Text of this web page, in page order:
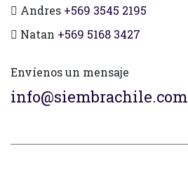
Andres +569 3545 2195
Natan +569 5168 3427
Envíenos un mensaje
info@siembrachile.com